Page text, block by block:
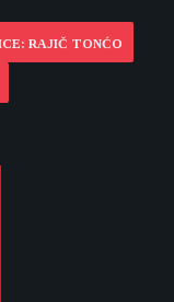
RAJIČ TONĆO